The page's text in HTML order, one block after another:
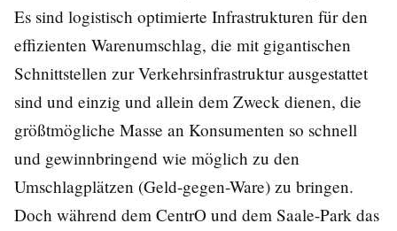
Es sind logistisch optimierte Infrastrukturen für den
effizienten Warenumschlag, die mit gigantischen
Schnittstellen zur Verkehrsinfrastruktur ausgestattet
sind und einzig und allein dem Zweck dienen, die
größtmögliche Masse an Konsumenten so schnell
und gewinnbringend wie möglich zu den
Umschlagplätzen (Geld-gegen-Ware) zu bringen.
Doch während dem CentrO und dem Saale-Park das